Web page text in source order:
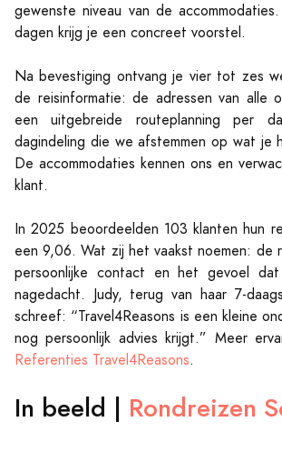
gewenste niveau van de
dagen krijg je een concreet voorstel.
Na bevestiging ontvang je vier tot zes
de reisinformatie: de adressen van alle
een uitgebreide routeplanning per
dagindeling die we afstemmen op wat je
De accommodaties kennen ons en
klant.
In 2025 beoordeelden 103 klanten hun
een 9,06. Wat zij het vaakst noemen: de
persoonlijke contact en het gevoel
nagedacht. Judy, terug van haar 7-
schreef: “Travel4Reasons is een kleine
nog persoonlijk advies krijgt.” Meer
Referenties Travel4Reasons.
In beeld | Rondreizen